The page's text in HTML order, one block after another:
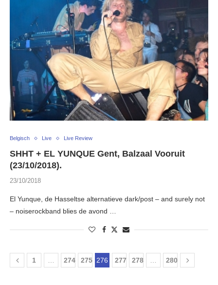
Belgisch Live Live Review
SHHT + EL YUNQUE Gent, Balzaal Vooruit
(23/10/2018).
23/10/2018
El Yunque, de Hasseltse alternatieve dark/post – and surely not
– noiserockband blies de avond …
1 … 274 275 276 277 278 … 280